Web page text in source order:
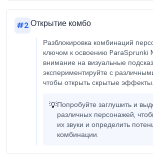
#2Открытие комбо
Разблокировка комбинаций
ключом к освоению ParaSprunki
внимание на визуальные
экспериментируйте с
чтобы открыть скрытые эффекты.
💡Попробуйте заглушить и
различных персонажей,
их звуки и определить
комбинации.